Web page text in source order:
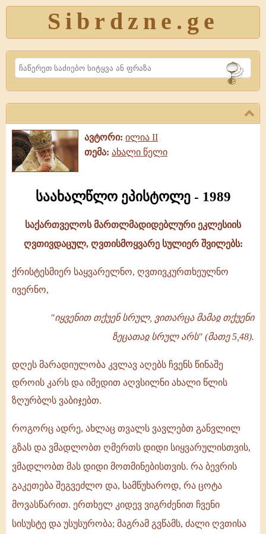
Sibrdzne.ge
Search
ავტორი: ილია II
თემა: ახალი წელი
საახალწლო ეპისტოლე - 1989
-
1989
საქართველოს მართლმადიდებლური ეკლესიის
ღვთივდაცულ, ღვთისმოყვარე სულიერ შვილებს:
ქრისტესმიერ საყვარელნო, ღვთივკურთხეულნო
ივერნო,
"იყვენით თქუენ სრულ, ვითარცა მამაჲ თქუენი
ზეცათაჲ სრულ არს" (მათე 5,48).
დღეს მარადიულობა კვლავ აღებს ჩვენს წინაშე
დროის კარს და იმედით აღვსილნი ახალი წლის
ზღურბლს ვაბიჯებთ.
როგორც ადრე, ახლაც თვალს ვავლებთ განვლილ
გზას და ვმადლობთ ღმერთს დიდი სიყვარულისთვის,
ვმადლობთ მას დიდი მოთმინებისთვის. რა ბევრის
გაკეთება შეგვეძლო და, სამწუხაროდ, რა ცოტა
მოვასწარით. ერთხელ კიდევ ვიგრძენით ჩვენი
სისუსტე და უსუსურობა; მაგრამ გვწამს, ძალი ღვთისა